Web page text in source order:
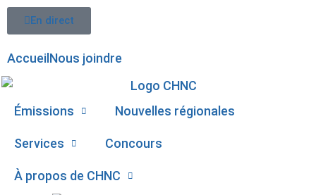
En direct
Accueil Nous joindre
Émissions Nouvelles régionales
Services Concours
À propos de CHNC